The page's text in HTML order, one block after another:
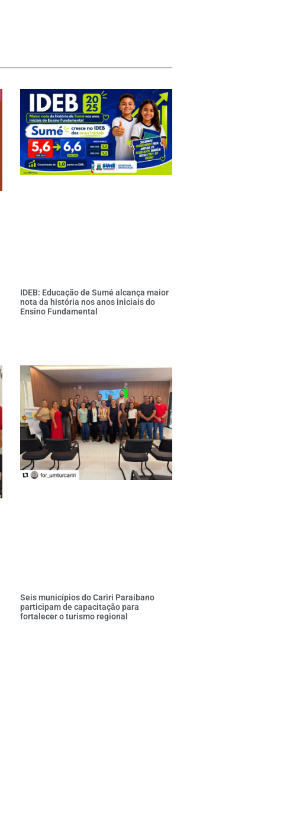
IDEB: Educação de Sumé alcança maior
nota da história nos anos iniciais do
Ensino Fundamental
Seis municípios do Cariri Paraibano
participam de capacitação para
fortalecer o turismo regional